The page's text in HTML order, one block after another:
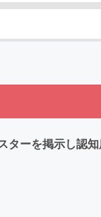
ターを掲示し認